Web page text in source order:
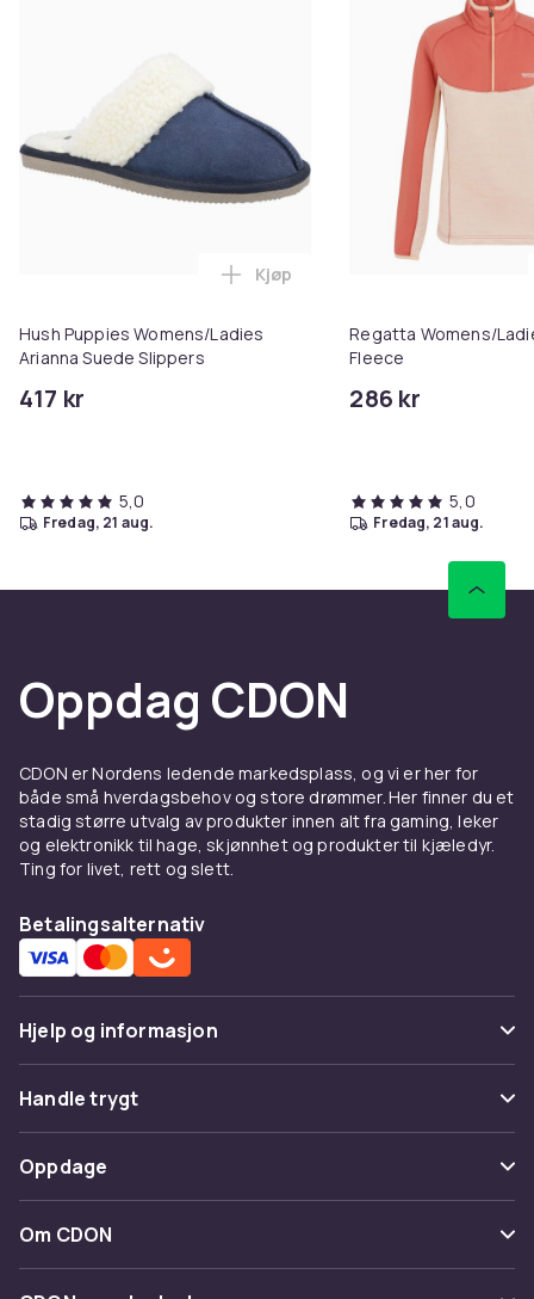
Hush Puppies Womens/Ladies
Arianna Suede Slippers
417 kr
Legg Hush Puppies Womens/
Kjøp
5,0
fredag, 21 aug.
Regatta Womens/
Fleece
286 kr
5,0
fredag, 21 aug.
Oppdag CDON
CDON er Nordens ledende markedsplass, og vi er her for
både små hverdagsbehov og store drømmer. Her finner du et
stadig større utvalg av produkter innen alt fra gaming, leker
og elektronikk til hage, skjønnhet og produkter til kjæledyr.
Ting for livet, rett og slett.
Betalingsalternativ
Hjelp og informasjon
Vanlige spørsmål
Spor pakke
Angre & returner her
Kontakt oss
Handle trygt
Betaling
Levering
Oppdage
Kategorier
Varemerker
Om CDON
Om oss